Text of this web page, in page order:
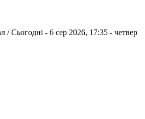
/Сьогодні - 6 сер 2026, 17:35 - четвер